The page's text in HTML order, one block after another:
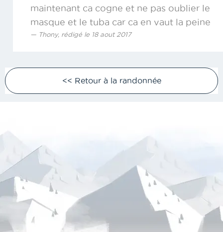
maintenant ca cogne et ne pas oublier le
masque et le tuba car ca en vaut la peine
Thony, rédigé le 18 aout 2017
<< Retour à la randonnée